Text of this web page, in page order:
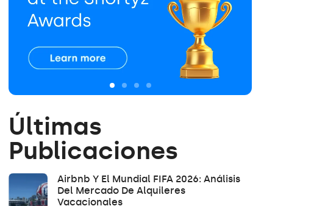
Últimas
Publicaciones
Airbnb Y El Mundial FIFA 2026: Análisis
Del Mercado De Alquileres
Vacacionales